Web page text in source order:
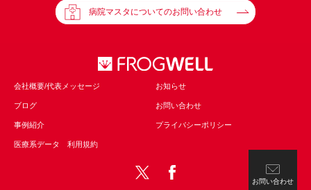
病院マスタについてのお問い合わせ
会社概要/代表メッセージ お知らせ
ブログ お問い合わせ
事例紹介 プライバシーポリシー
医療系データ 利用規約
お問い合わせ